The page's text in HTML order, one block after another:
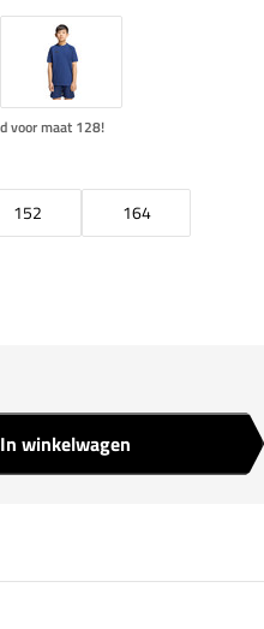
voor maat 128!
152
164
In winkelwagen